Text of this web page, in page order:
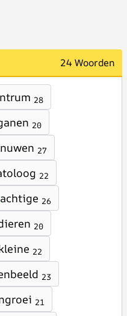
24 Woorden
28
20
27
22
26
20
22
23
21